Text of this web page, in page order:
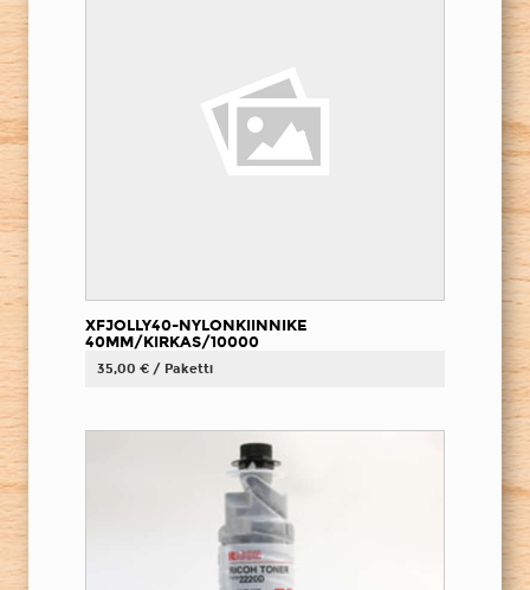
XFJOLLY40-NYLONKIINNIKE
40MM/KIRKAS/10000
35,00 € / Paketti